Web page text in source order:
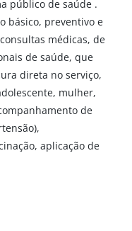
público de saúde .
básico, preventivo e
médicas, de
de saúde, que
direta no serviço,
mulher,
de
aplicação de